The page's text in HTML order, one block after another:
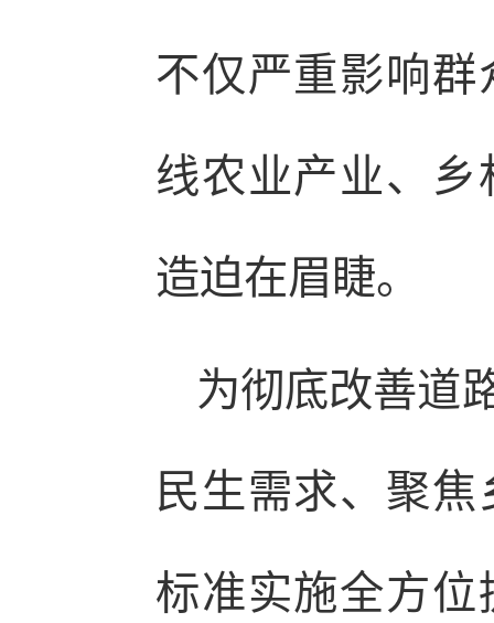
不仅严重影响
线农业产业、
造迫在眉睫。
为彻底改善道
民生需求、聚
标准实施全方